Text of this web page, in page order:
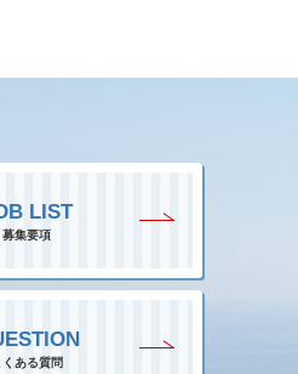
LIST
募集要項
くある質問